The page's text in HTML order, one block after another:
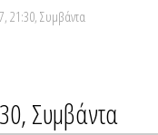
21:30, Συμβάντα
Συμβάντα